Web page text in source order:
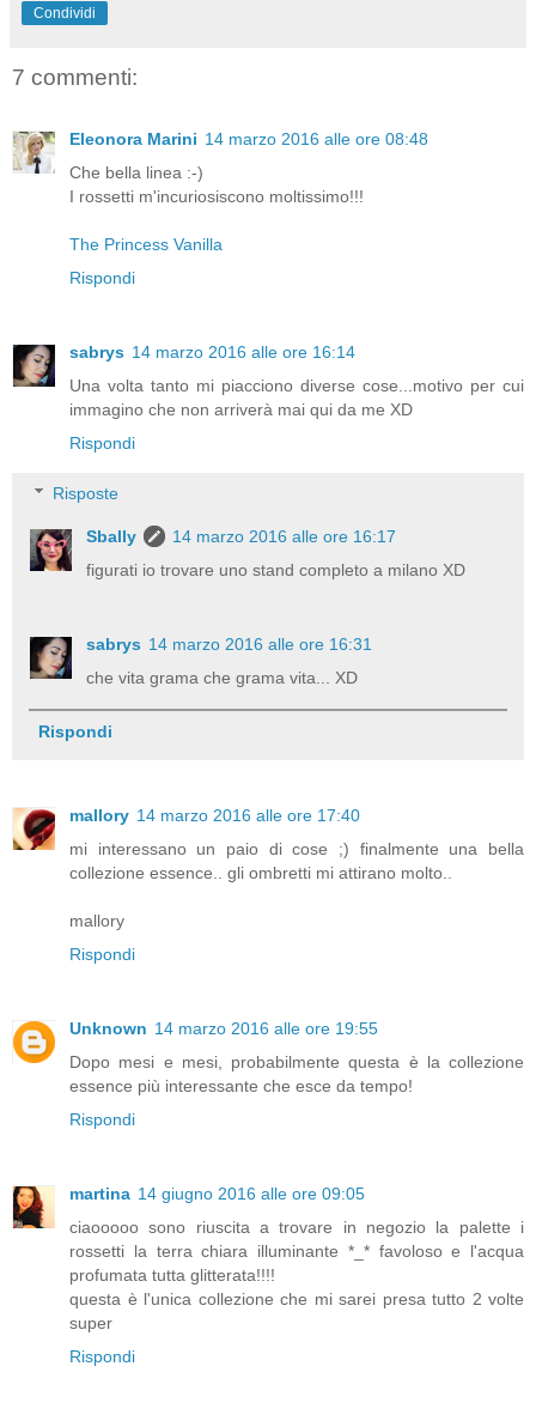
Condividi
7 commenti:
Eleonora Marini 14 marzo 2016 alle ore 08:48
Che bella linea :-)
I rossetti m'incuriosiscono moltissimo!!!
The Princess Vanilla
Rispondi
sabrys 14 marzo 2016 alle ore 16:14
Una volta tanto mi piacciono diverse cose...motivo per cui
immagino che non arriverà mai qui da me XD
Rispondi
Risposte
Sbally
14 marzo 2016 alle ore 16:17
figurati io trovare uno stand completo a milano XD
sabrys 14 marzo 2016 alle ore 16:31
che vita grama che grama vita... XD
Rispondi
mallory 14 marzo 2016 alle ore 17:40
mi interessano un paio di cose ;) finalmente una bella
collezione essence.. gli ombretti mi attirano molto..
mallory
Rispondi
Unknown 14 marzo 2016 alle ore 19:55
Dopo mesi e mesi, probabilmente questa è la collezione
essence più interessante che esce da tempo!
Rispondi
martina 14 giugno 2016 alle ore 09:05
ciaooooo sono riuscita a trovare in negozio la palette i
rossetti la terra chiara illuminante *_* favoloso e l'acqua
profumata tutta glitterata!!!!
questa è l'unica collezione che mi sarei presa tutto 2 volte
super
Rispondi